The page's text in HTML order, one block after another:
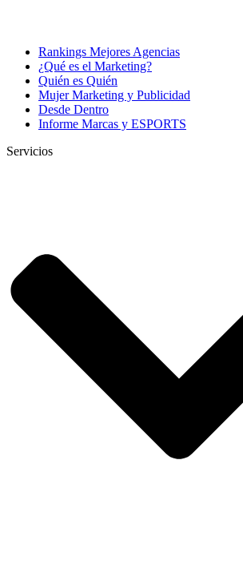
Rankings Mejores Agencias
¿Qué es el Marketing?
Quién es Quién
Mujer Marketing y Publicidad
Desde Dentro
Informe Marcas y ESPORTS
Servicios